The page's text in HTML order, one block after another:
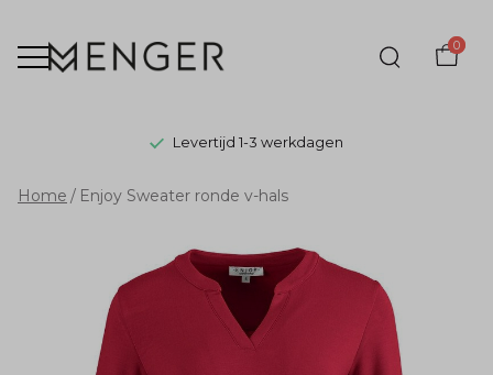
0
Levertijd 1-3 werkdagen
Enjoy
Sweater
ronde
Home Enjoy Sweater ronde v-hals